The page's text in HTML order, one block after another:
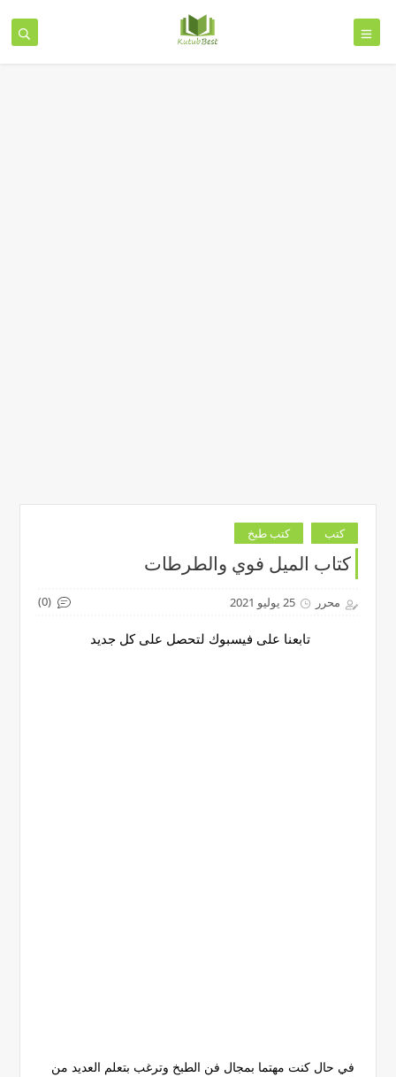
كتب كتب طبخ
كتاب الميل فوي والطرطات
محرر 25 يوليو 2021 (0)
تابعنا على فيسبوك لتحصل على كل جديد
في حال كنت مهتما بمجال فن الطبخ وترغب بتعلم العديد من